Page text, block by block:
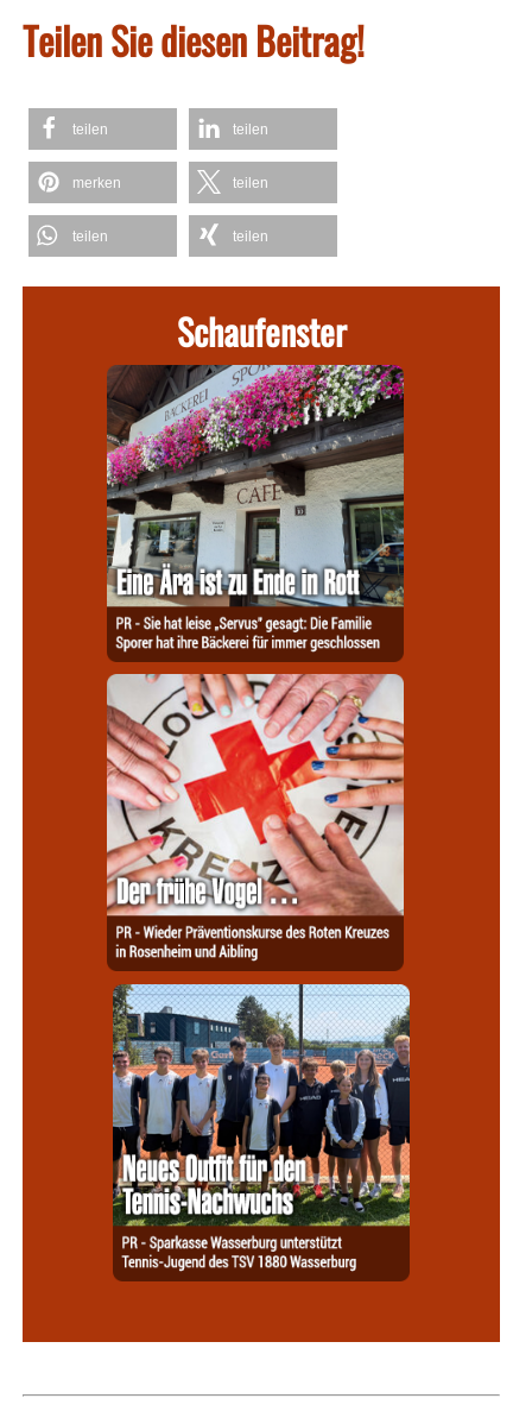
Teilen Sie diesen Beitrag!
teilen teilen
merken teilen
teilen teilen
Schaufenster